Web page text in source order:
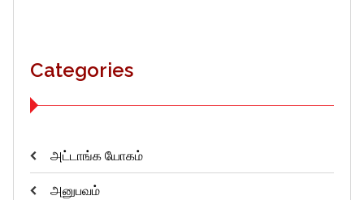
Categories
அட்டாங்க யோகம்
அனுபவம்